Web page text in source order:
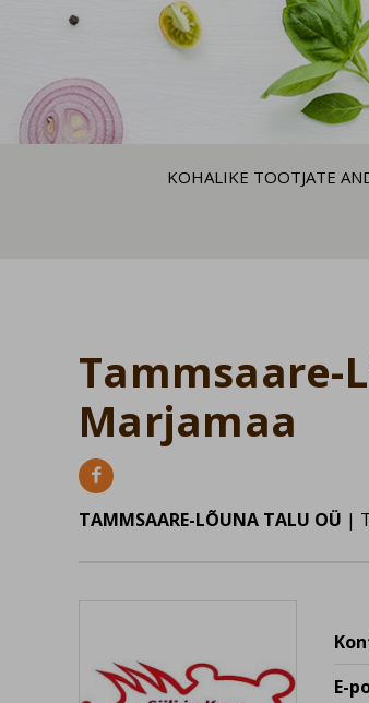
KOHALIKE TOOTJATE
Tammsaare-
Marjamaa

TAMMSAARE-LÕUNA TALU OÜ |
E-